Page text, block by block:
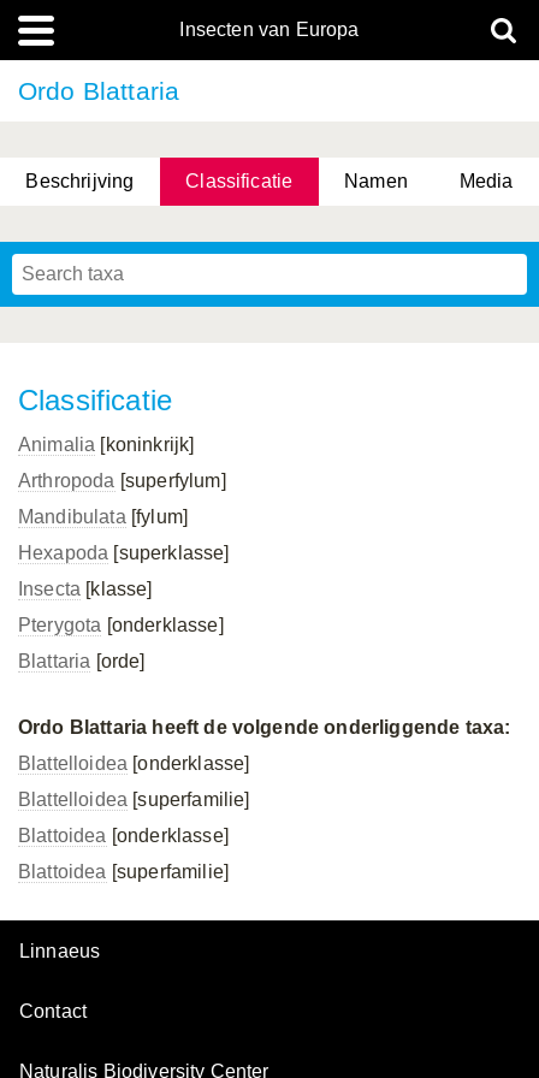
Insecten van Europa
Ordo Blattaria
Beschrijving Classificatie Namen Media
Classificatie
Animalia [koninkrijk]
Arthropoda [superfylum]
Mandibulata [fylum]
Hexapoda [superklasse]
Insecta [klasse]
Pterygota [onderklasse]
Blattaria [orde]
Ordo Blattaria heeft de volgende onderliggende taxa:
Blattelloidea [onderklasse]
Blattelloidea [superfamilie]
Blattoidea [onderklasse]
Blattoidea [superfamilie]
Linnaeus
Contact
Naturalis Biodiversity Center